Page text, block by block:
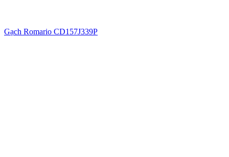
Gạch Romario CD157J339P